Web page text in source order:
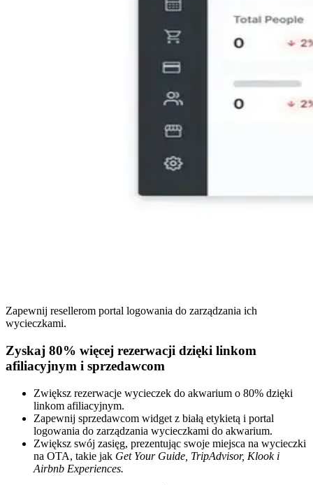
Zapewnij resellerom portal logowania do zarządzania ich
wycieczkami.
Zyskaj 80% więcej rezerwacji dzięki linkom
afiliacyjnym i sprzedawcom
Zwiększ rezerwacje wycieczek do akwarium o 80% dzięki
linkom afiliacyjnym.
Zapewnij sprzedawcom widget z białą etykietą i portal
logowania do zarządzania wycieczkami do akwarium.
Zwiększ swój zasięg, prezentując swoje miejsca na wycieczki
na OTA, takie jak Get Your Guide, TripAdvisor, Klook i
Airbnb Experiences.